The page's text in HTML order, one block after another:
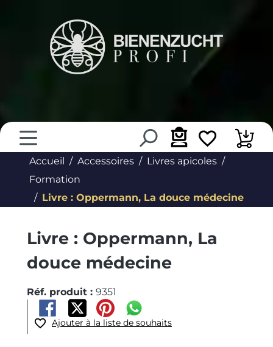
Accueil Accessoires
Livres apicoles
Formation
Livre : Oppermann, La douce médecine
Livre : Oppermann, La
douce médecine
Réf. produit : 9351
Ajouter à la liste de souhaits